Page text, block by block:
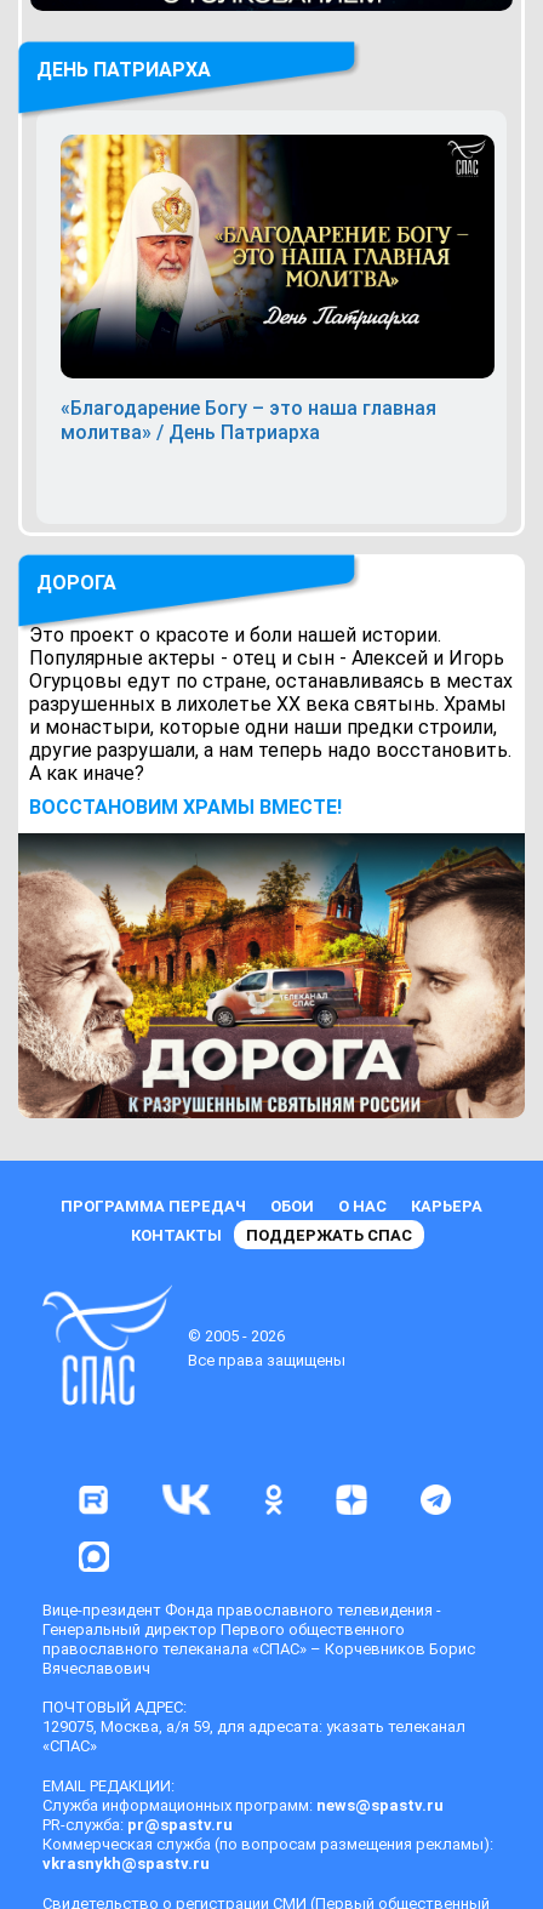
ДЕНЬ ПАТРИАРХА
«Благодарение Богу – это наша главная
молитва» / День Патриарха
ДОРОГА
Это проект о красоте и боли нашей истории.
Популярные актеры - отец и сын - Алексей и Игорь
Огурцовы едут по стране, останавливаясь в местах
разрушенных в лихолетье ХХ века святынь. Храмы
и монастыри, которые одни наши предки строили,
другие разрушали, а нам теперь надо восстановить.
А как иначе?
ВОCСТАНОВИМ ХРАМЫ ВМЕСТЕ!
ПРОГРАММА ПЕРЕДАЧ ОБОИ О НАС
КАРЬЕРА
КОНТАКТЫ
ПОДДЕРЖАТЬ СПАС
© 2005 - 2026
Все права защищены
Вице-президент Фонда православного телевидения -
Генеральный директор Первого общественного
православного телеканала «СПАС» – Корчевников Борис
Вячеславович
ПОЧТОВЫЙ АДРЕС:
129075, Москва, а/я 59, для адресата: указать телеканал
«СПАС»
EMAIL РЕДАКЦИИ:
Служба информационных программ: news@spastv.ru
PR-служба: pr@spastv.ru
Коммерческая служба (по вопросам размещения рекламы):
vkrasnykh@spastv.ru
Свидетельство о регистрации СМИ (Первый общественный